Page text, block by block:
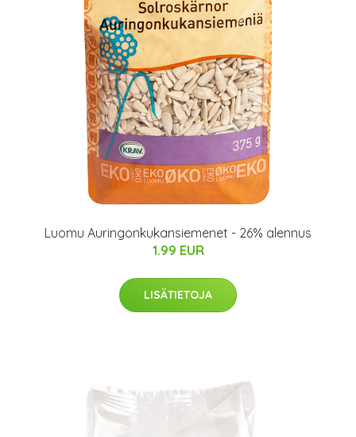
Luomu Auringonkukansiemenet - 26% alennus
1.99 EUR
LISÄTIETOJA